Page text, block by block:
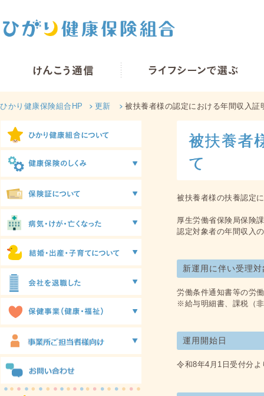
ひかり健康保険組合HP 更新 被扶養者様の認定における年間収入証
被扶養者
て
被扶養者様の扶養認定
厚生労働省保険局保険
認定対象者の年間収入
新運用に伴い受理
労働条件通知書等の労
※給与明細書、課税（
運用開始日
令和8年4月1日受付分よ